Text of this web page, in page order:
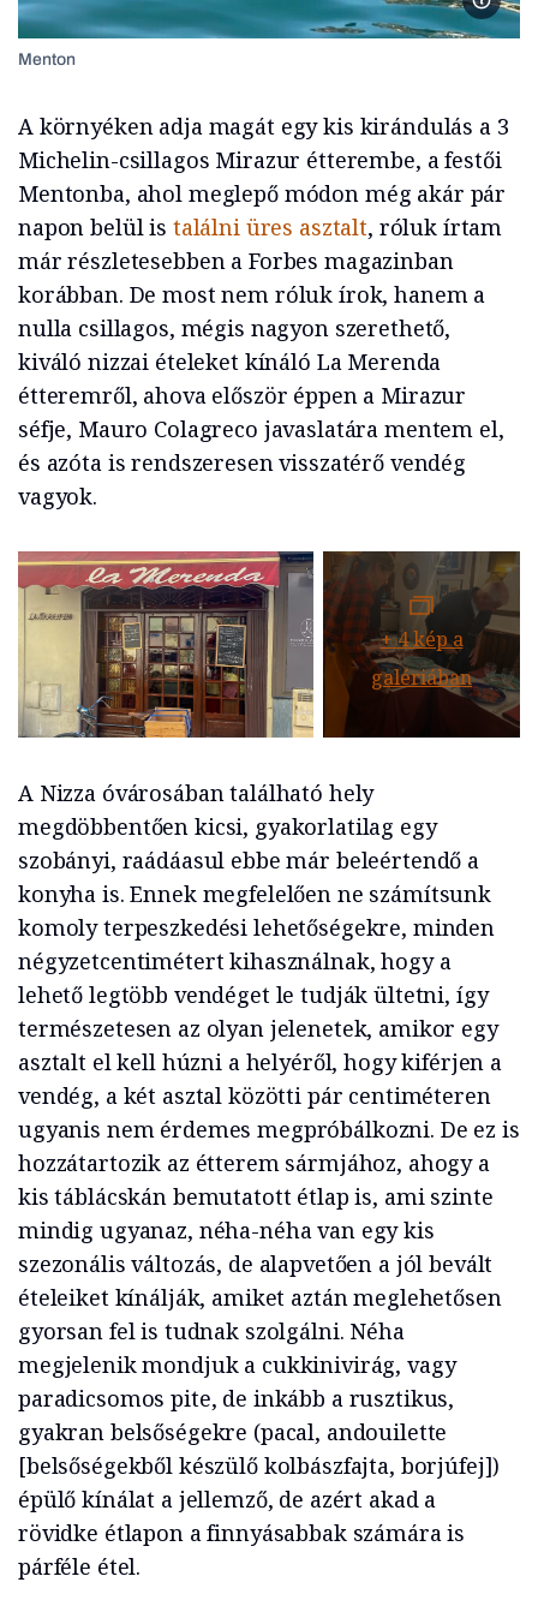
Menton
A környéken adja magát egy kis kirándulás a 3
Michelin-csillagos Mirazur étterembe, a festői
Mentonba, ahol meglepő módon még akár pár
napon belül is találni üres asztalt, róluk írtam
már részletesebben a Forbes magazinban
korábban. De most nem róluk írok, hanem a
nulla csillagos, mégis nagyon szerethető,
kiváló nizzai ételeket kínáló La Merenda
étteremről, ahova először éppen a Mirazur
séfje, Mauro Colagreco javaslatára mentem el,
és azóta is rendszeresen visszatérő vendég
vagyok.
+4kép a
galériában
A Nizza óvárosában található hely
megdöbbentően kicsi, gyakorlatilag egy
szobányi, raádáasul ebbe már beleértendő a
konyha is. Ennek megfelelően ne számítsunk
komoly terpeszkedési lehetőségekre, minden
négyzetcentimétert kihasználnak, hogy a
lehető legtöbb vendéget le tudják ültetni, így
természetesen az olyan jelenetek, amikor egy
asztalt el kell húzni a helyéről, hogy kiférjen a
vendég, a két asztal közötti pár centiméteren
ugyanis nem érdemes megpróbálkozni. De ez is
hozzátartozik az étterem sármjához, ahogy a
kis táblácskán bemutatott étlap is, ami szinte
mindig ugyanaz, néha-néha van egy kis
szezonális változás, de alapvetően a jól bevált
ételeiket kínálják, amiket aztán meglehetősen
gyorsan fel is tudnak szolgálni. Néha
megjelenik mondjuk a cukkinivirág, vagy
paradicsomos pite, de inkább a rusztikus,
gyakran belsőségekre (pacal, andouilette
[belsőségekből készülő kolbászfajta, borjúfej])
épülő kínálat a jellemző, de azért akad a
rövidke étlapon a finnyásabbak számára is
párféle étel.